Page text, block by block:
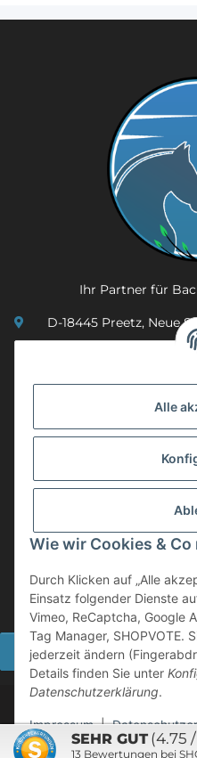
Alle
Wie wir Cookies & Co
Durch Klicken auf „Alle
Einsatz folgender Dienste
Vimeo, ReCaptcha, Google
Tag Manager, SHOPVOTE.
jederzeit ändern
Details finden Sie unter
Datenschutzerklärung.
Impressum |
Ihr Partner für
D-18445 Preetz, Neue
info@mobility-in-
Informationen
Back on Track
ZAHLUNGSMETHODEN
Widerrufsbutton
Powered
SEHR GUT (4.75
13 Bewertungen bei